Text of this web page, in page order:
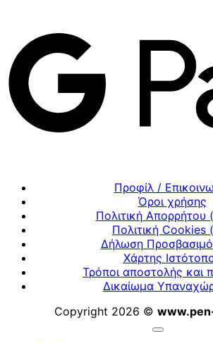
Προφίλ /
Όροι χρήσης
Πολιτική Απορρήτου
Πολιτική Cookies
Δήλωση
Χάρτης
Τρόποι αποστολής και
Δικαίωμα
Copyright 2026 ©